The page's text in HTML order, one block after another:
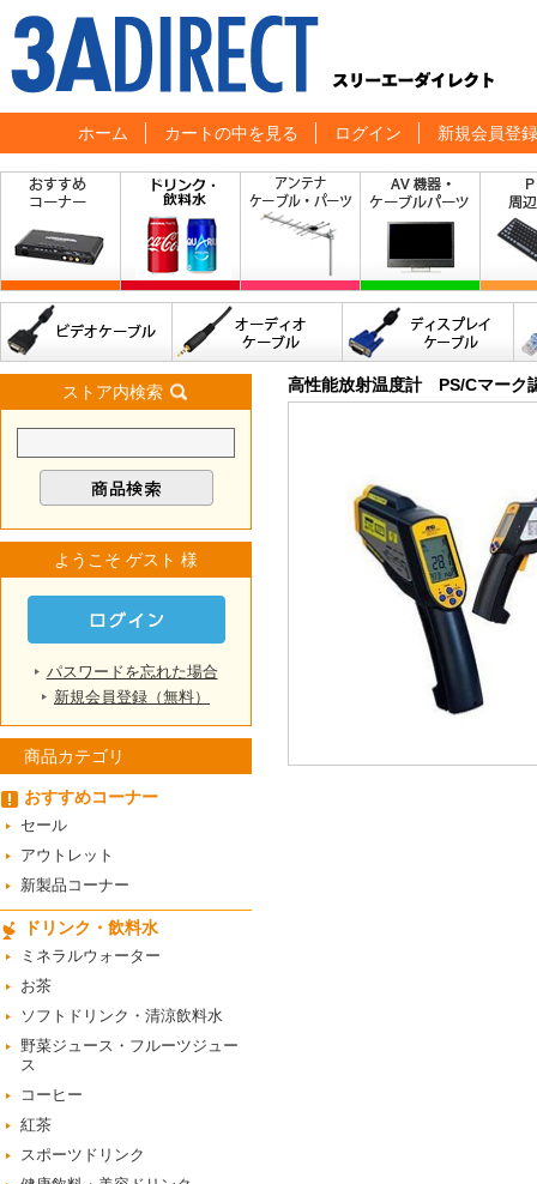
ホーム カートの中を見る ログイン 新規会員登録
ストア内検索
ようこそ ゲスト 様
パスワードを忘れた場合
新規会員登録（無料）
商品カテゴリ
おすすめコーナー
セール
アウトレット
新製品コーナー
ドリンク・飲料水
ミネラルウォーター
お茶
ソフトドリンク・清涼飲料水
野菜ジュース・フルーツジュー
ス
コーヒー
紅茶
スポーツドリンク
高性能放射温度計 PS/Cマーク